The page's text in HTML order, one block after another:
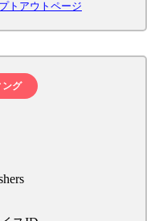
トアウトページ
ング